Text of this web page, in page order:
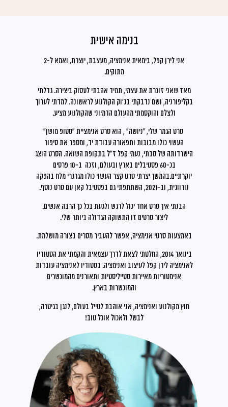
בנימה אישית
אני לירן קפל, בימאית אנימציה, מעצבת, יוצרת, ואמא ל-2
מתוקים.
מאז שאני זוכרת את עצמי, תמיד אהבתי לעסוק ביצירה. גדלתי
בקליפורניה, ושם נדבקתי בג'וק הקולנוע לראשונה. למדתי לערוך
ולצלם והוקסמתי מהעולם הדמיוני שהקולנוע מציע.
סרט הגמר שלי, “ניושה" , הוא סרט אנימציית "סטופ מושן"
העשוי כולו מבובות ותפאורה עבודת יד, ומספר את סיפור
הישרדותה של סבתי, נעמי קפל ז"ל בתקופת השואה. הסרט הוצג
בכ-60 פסטיבלים בארץ ובעולם, וזכה ב-10 פרסים
יוקרתיים.בהמשך יצרתי סרט קצר העשוי כולו מגרגרי מלח בהפקה
נורווגית, וב-2021, השתתפתי גם בפסטיבל קאן עם סרט נוסף.
הבנתי איך סרט אחד יכול לרגש ולגעת בכל כך הרבה אנשים.
ליצור סרטים זו התשוקה הגדולה ביותר שלי.
באמצעות סרטי אנימציה, אפשר להעביר מסרים בצורה מושלמת.
בינואר 2014, החלטתי לצאת לדרך עצמאית והקמתי את הסטודיו
לאנימציה לירן קפל לעיצוב ואנימציה. בסטודיו לאנימציה עובדות
אנימטוריות מאיירות סטייליסטיות ותאורנים מהמוכשרים
והמוכשרות בארץ.
חוץ מקולנוע ואנימציה, אני אוהבת לטייל בעולם, לנגן בגיטרה,
לבשל ולאכול אוכל טוב!